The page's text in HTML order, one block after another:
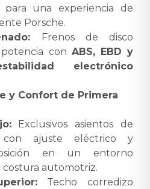
para una experiencia de
Porsche.
Frenos de disco
con ABS, EBD y
electrónico
y Confort de Primera
Exclusivos asientos de
ajuste eléctrico y
en un entorno
automotriz.
Techo corredizo